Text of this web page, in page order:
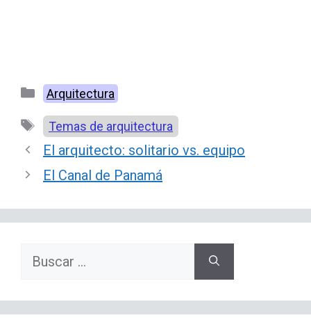
Categorías
Arquitectura
Etiquetas
Temas de arquitectura
El arquitecto: solitario vs. equipo
El Canal de Panamá
Buscar: